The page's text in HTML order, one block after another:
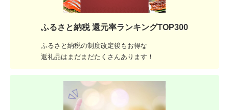
ふるさと納税 還元率ランキングTOP300
ふるさと納税の制度改定後もお得な
返礼品はまだまだたくさんあります！